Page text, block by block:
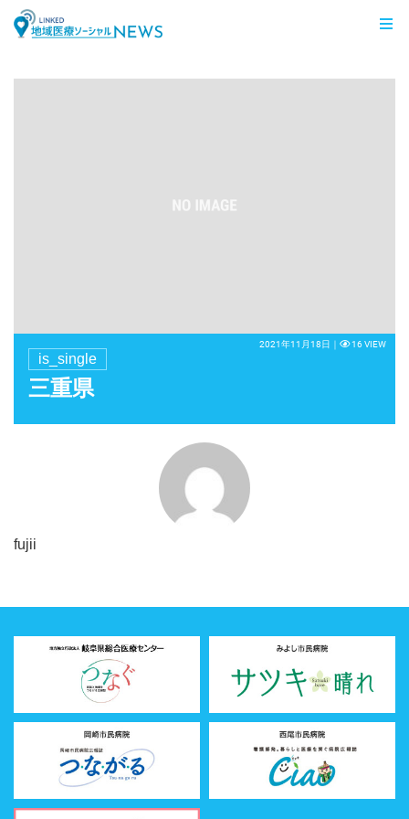
LINKED 地域医療ソーシャルNEWS
is_single
三重県
2021年11月18日｜ 16 VIEW
fujii